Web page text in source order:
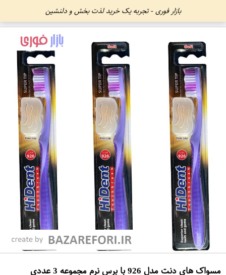
بازار فوری - تجربه یک خرید لذت بخش و دلنشین
مسواک های دنت مدل 926 با برس نرم مجموعه 3 عددی